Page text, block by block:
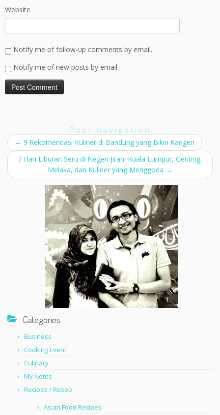
Website
Notify me of follow-up comments by email.
Notify me of new posts by email.
Post navigation
← 9 Rekomendasi Kuliner di Bandung yang Bikin Kangen
7 Hari Liburan Seru di Negeri Jiran: Kuala Lumpur, Genting,
Melaka, dan Kuliner yang Menggoda →
Categories
Business
Cooking Event
Culinary
My Notes
Recipes / Resep
Asian Food Recipes